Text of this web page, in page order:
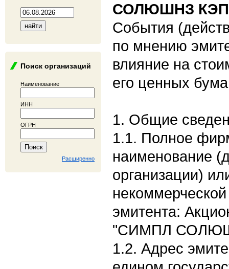
Поиск организаций
Наименование
ИНН
ОГРН
Расширенно
СОЛЮШНЗ
События
по мнению
влияние на
его ценных
1. Общие
1.1. Полное
наименование
организации)
эмитента:
"СИМПЛ
1.2. Адрес